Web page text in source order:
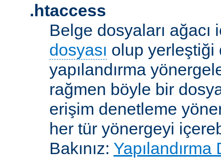
.htaccess
Belge dosyaları
dosyası olup yerleştiği
yapılandırma
rağmen böyle bir
erişim denetleme
her tür yönergeyi
Bakınız: Yapılandırma